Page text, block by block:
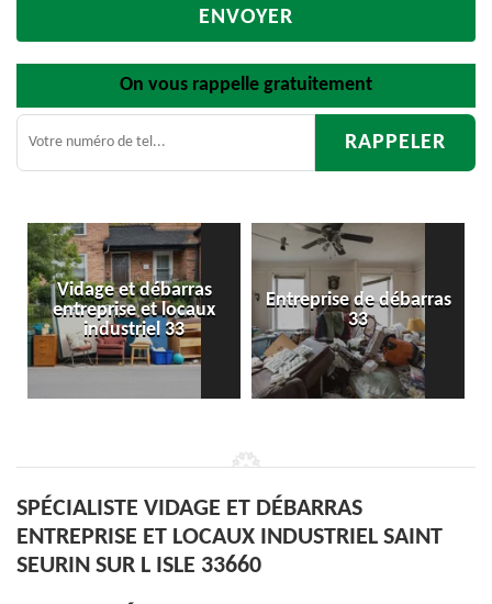
On vous rappelle gratuitement
Entreprise de débarras
33
Débarras
d'appartement 33
SPÉCIALISTE VIDAGE ET DÉBARRAS
ENTREPRISE ET LOCAUX INDUSTRIEL SAINT
SEURIN SUR L ISLE 33660